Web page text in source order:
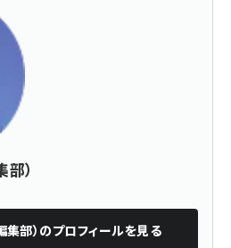
）
部） のプロフィールを見る